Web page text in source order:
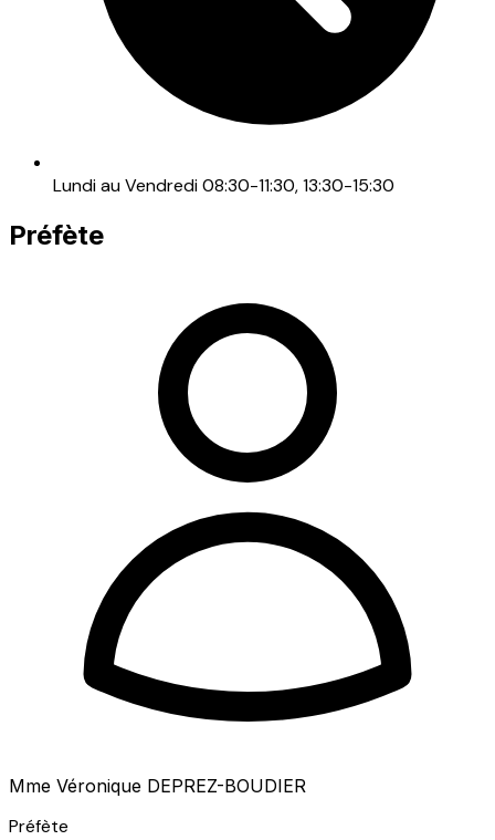
Lundi au Vendredi 08:30-11:30, 13:30-15:30
Préfète
Mme Véronique DEPREZ-BOUDIER
Préfète